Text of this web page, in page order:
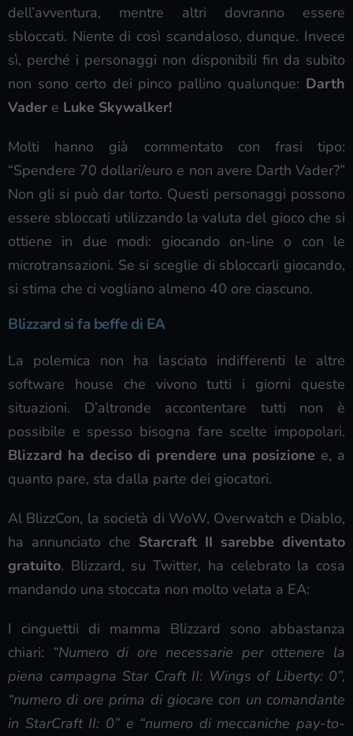
dell’avventura, mentre altri dovranno essere
sbloccati. Niente di così scandaloso, dunque. Invece
sì, perché i personaggi non disponibili fin da subito
non sono certo dei pinco pallino qualunque: Darth
Vader e Luke Skywalker!
Molti hanno già commentato con frasi tipo:
“Spendere 70 dollari/euro e non avere Darth Vader?”
Non gli si può dar torto. Questi personaggi possono
essere sbloccati utilizzando la valuta del gioco che si
ottiene in due modi: giocando on-line o con le
microtransazioni. Se si sceglie di sbloccarli giocando,
si stima che ci vogliano almeno 40 ore ciascuno.
Blizzard si fa beffe di EA
La polemica non ha lasciato indifferenti le altre
software house che vivono tutti i giorni queste
situazioni. D’altronde accontentare tutti non è
possibile e spesso bisogna fare scelte impopolari.
Blizzard ha deciso di prendere una posizione e, a
quanto pare, sta dalla parte dei giocatori.
Al BlizzCon, la società di WoW, Overwatch e Diablo,
ha annunciato che Starcraft II sarebbe diventato
gratuito. Blizzard, su Twitter, ha celebrato la cosa
mandando una stoccata non molto velata a EA:
I cinguettii di mamma Blizzard sono abbastanza
chiari: “Numero di ore necessarie per ottenere la
piena campagna Star Craft II: Wings of Liberty: 0”,
“numero di ore prima di giocare con un comandante
in StarCraft II: 0” e “numero di meccaniche pay-to-